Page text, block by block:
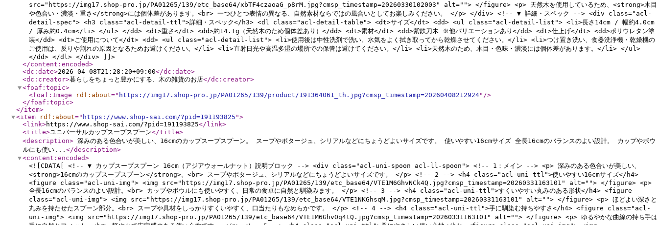
src="https://img17.shop-pro.jp/PA01265/139/etc_base64/xbTF4czaoaG_p8rM.jpg?cmsp_timestamp=20260330102003" alt=""> </figure> <p> 天然木を使用しているため、<strong>木目
や色合い・濃淡・重さ</strong>には個体差があります。<br> 一つひとつ表情の異なる、自然素材ならではの風合いとしてお楽しみください。 </p> </div> <!-- ▼ 詳細・スペック --> <div class="acl-
detail-spec"> <h3 class="acl-detail-ttl">詳細・スペック</h3> <dl class="acl-detail-table"> <dt>サイズ</dt> <dd> <ul class="acl-detail-list"> <li>長さ14cm / 幅約4.0cm
/ 厚み約0.4cm</li> </ul> </dd> <dt>重さ</dt> <dd>約14.1g（天然木のため個体差あり）</dd> <dt>素材</dt> <dd>紫鉄刀木 ※他バリエーションあり</dd> <dt>仕上げ</dt> <dd>ポリウレタン塗
装</dd> <dt>ご使用について</dt> <dd> <ul class="acl-detail-list"> <li>使用後は中性洗剤で洗い、水気をよく拭き取ってから乾燥させてください。</li> <li>つけ置き洗い、食器洗浄機・乾燥機の
ご使用は、反りや割れの原因となるためお避けください。</li> <li>直射日光や高温多湿の場所での保管は避けてください。</li> <li>天然木のため、木目・色味・濃淡には個体差があります。</li> </ul>
</dd> </dl> </div> ]]>
</content:encoded>
<dc:date>2026-04-08T21:28:20+09:00</dc:date>
<dc:creator>暮らしをちょっと豊かにする、木の雑貨のお店</dc:creator>
<foaf:topic>
<foaf:Image
rdf:about=" https://img17.shop-pro.jp/PA01265/139/product/191364061_th.jpg?cmsp_timestamp=20260408212924" />
</foaf:topic>
</item>
<item
rdf:about=" https://www.shop-sai.com/?pid=191193825 ">
<link>https://www.shop-sai.com/?pid=191193825</link>
<title>ユニバーサルカップスープスプーン</title>
<description> 深みのある色合いが美しい、16cmのカップスープスプーン。 スープやポタージュ、シリアルなどにちょうどよいサイズです。 使いやすい16cmサイズ 全長16cmのバランスのよい設計。 カップやボウ
ルにも使い... </description>
<content:encoded>
<![CDATA[ <!-- ▼ カップスープスプーン 16cm（アジアウォールナット）説明ブロック --> <div class="acl-uni-spoon acl-ll-spoon"> <!-- 1：メイン --> <p> 深みのある色合いが美しい、
<strong>16cmのカップスープスプーン</strong>。<br> スープやポタージュ、シリアルなどにちょうどよいサイズです。 </p> <!-- 2 --> <h4 class="acl-uni-ttl">使いやすい16cmサイズ</h4>
<figure class="acl-uni-img"> <img src="https://img17.shop-pro.jp/PA01265/139/etc_base64/VTE1M6GhvNCk4Q.jpg?cmsp_timestamp=20260331163101" alt=""> </figure> <p>
全長16cmのバランスのよい設計。<br> カップやボウルにも使いやすく、日常の食卓に自然と馴染みます。 </p> <!-- 3 --> <h4 class="acl-uni-ttl">すくいやすい丸みのある形状</h4> <figure
class="acl-uni-img"> <img src="https://img17.shop-pro.jp/PA01265/139/etc_base64/VTE1NKGhsqM.jpg?cmsp_timestamp=20260331163101" alt=""> </figure> <p> ほどよい深さと
丸みを持たせたスプーン部分。<br> スープや具材をしっかりすくいやすく、口当たりもなめらかです。 </p> <!-- 4 --> <h4 class="acl-uni-ttl">手に馴染む持ちやすさ</h4> <figure class="acl-
uni-img"> <img src="https://img17.shop-pro.jp/PA01265/139/etc_base64/VTE1M6GhvOq4tQ.jpg?cmsp_timestamp=20260331163101" alt=""> </figure> <p> ゆるやかな曲線の持ち手は